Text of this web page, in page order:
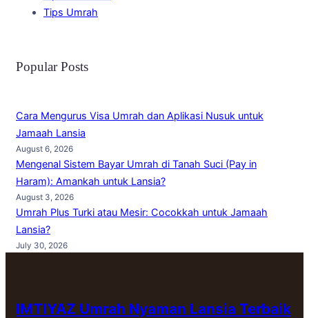
Tips Umrah
Popular Posts
Cara Mengurus Visa Umrah dan Aplikasi Nusuk untuk
Jamaah Lansia
August 6, 2026
Mengenal Sistem Bayar Umrah di Tanah Suci (Pay in
Haram): Amankah untuk Lansia?
August 3, 2026
Umrah Plus Turki atau Mesir: Cocokkah untuk Jamaah
Lansia?
July 30, 2026
IMTIYAZ Umrah Nyaman Lansia Terbaik